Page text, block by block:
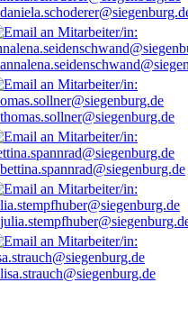
thomas.sollner@siegenburg.de
bettina.spannrad@siegenburg.de
lisa.strauch@siegenburg.de